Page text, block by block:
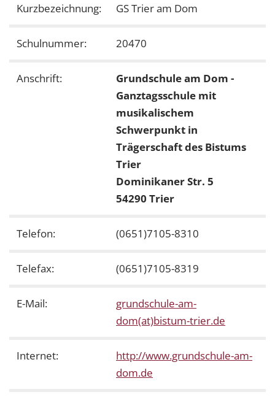
Kurzbezeichnung: GS Trier am Dom
Schulnummer: 20470
Anschrift:
Grundschule am Dom -
Ganztagsschule mit
musikalischem
Schwerpunkt in
Trägerschaft des Bistums
Trier
Dominikaner Str. 5
54290 Trier
Telefon: (0651)7105-8310
Telefax: (0651)7105-8319
E-Mail:
grundschule-am-
dom(at)bistum-trier.de
Internet:
http://www.grundschule-am-
dom.de